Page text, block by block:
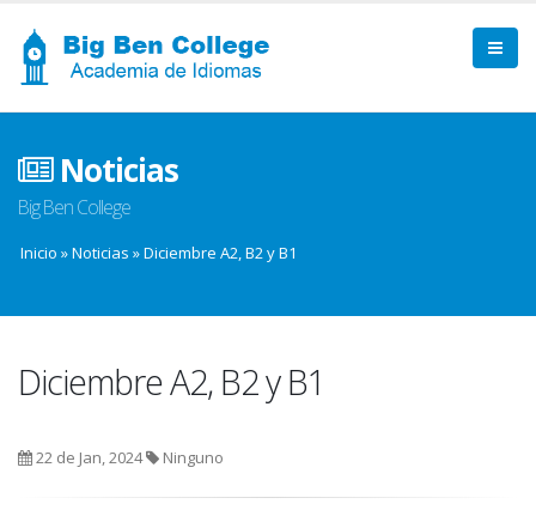
Noticias
Big Ben College
Inicio »Noticias »Diciembre A2, B2 y B1
Diciembre A2, B2 y B1
22 de Jan, 2024 Ninguno